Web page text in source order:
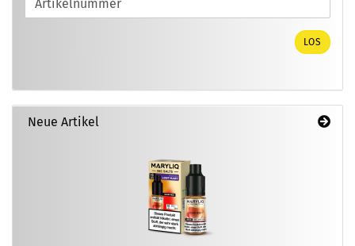
DIE
LOS
Neue Artikel